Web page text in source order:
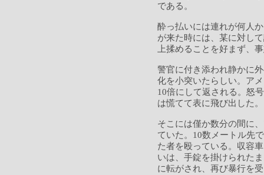
である。
酔っ払いには連れが何人
が来た時には、某に対し
上揉めることを好まず、
警官に付き添われ静かに
化を小突いたらしい。ア
10倍にして返される。怒
は慌てて表に飛び出した。
そこには僅か数分の間に
ていた。10数メートル先
た者を殴っている。収容
いは、手錠を掛けられた
に転がされ、再び暴行を